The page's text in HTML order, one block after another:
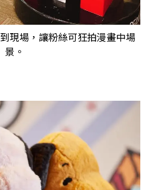
現場，讓粉絲可狂拍漫畫中場
景。